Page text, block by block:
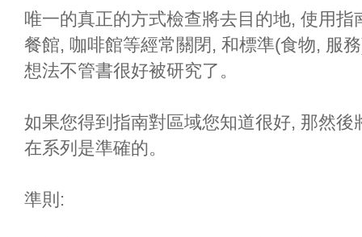
唯一的真正的方式檢查將去目的地, 使用
餐館, 咖啡館等經常關閉, 和標準(食物, 服
想法不管書很好被研究了。
如果您得到指南對區域您知道很好, 那然
在系列是準確的。
準則: